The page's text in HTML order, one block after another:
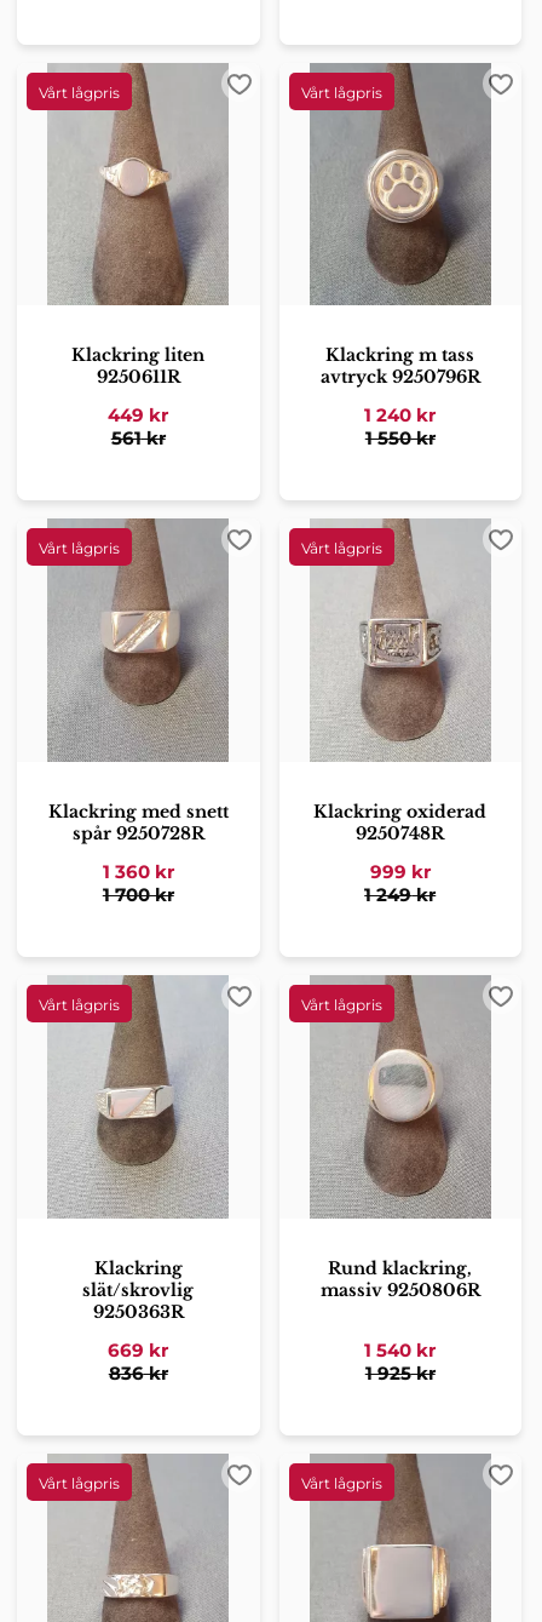
Klackring liten
9250611R
449 kr
561kr
Lägg till i favoriter
Klackring m tass
avtryck 9250796R
1 240 kr
1 550kr
Klackring med snett
spår 9250728R
1 360kr
1 700kr
Lägg till i favoriter
Klackring oxiderad
9250748R
999 kr
1 249kr
Klackring
slät/skrovlig
9250363R
669 kr
836kr
Lägg till i favoriter
Rund klackring,
massiv 9250806R
1 540 kr
1 925kr
Lägg till i favoriter